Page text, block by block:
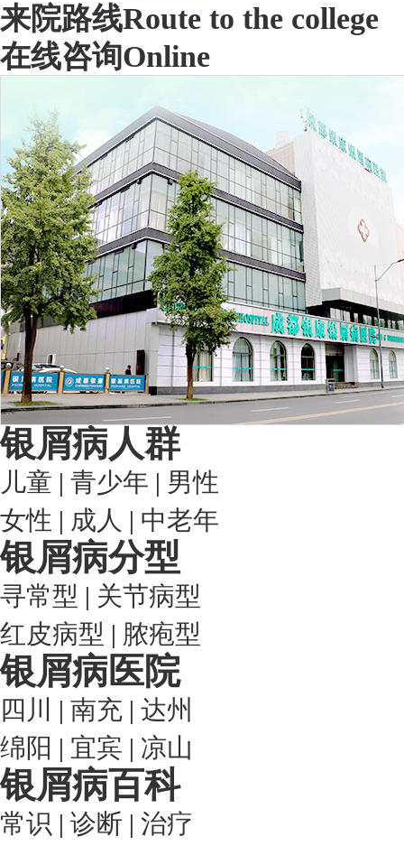
来院路线Route to the college
在线咨询Online
银屑病人群
儿童 | 青少年 | 男性
女性 | 成人 | 中老年
银屑病分型
寻常型 | 关节病型
红皮病型 | 脓疱型
银屑病医院
四川 | 南充 | 达州
绵阳 | 宜宾 | 凉山
银屑病百科
常识 | 诊断 | 治疗